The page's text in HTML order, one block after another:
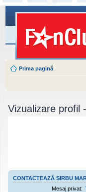
Prima pagină
Vizualizare profil
CONTACTEAZĂ SIRBU
Mesaj privat: